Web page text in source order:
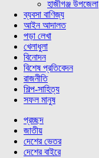
হাজীগঞ্জ উপজেলা
ব্যবসা বাণিজ্য
আইন আদালত
পড়া লেখা
খেলাধুলা
বিনোদন
বিশেষ প্রতিবেদন
রাজনীতি
শিল্প-সাহিত্য
সফল মানুষ
প্রচ্ছদ
জাতীয়
দেশের ভেতর
দেশের বাইরে